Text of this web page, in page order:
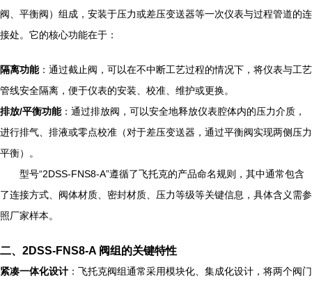
阀、平衡阀）组成，安装于压力或差压变送器等一次仪表与过程管道的连
接处。它的核心功能在于：
隔离功能：通过截止阀，可以在不中断工艺过程的情况下，将仪表与工艺
管线安全隔离，便于仪表的安装、校准、维护或更换。
排放/平衡功能：通过排放阀，可以安全地释放仪表腔体内的压力介质，
进行排气、排液或零点校准（对于差压变送器，通过平衡阀实现两侧压力
平衡）。
型号“2DSS-FNS8-A”遵循了飞托克的产品命名规则，其中通常包含
了连接方式、阀体材质、密封材质、压力等级等关键信息，具体含义需参
照厂家样本。
二、2DSS-FNS8-A 阀组的关键特性
紧凑一体化设计 ：飞托克阀组通常采用模块化、集成化设计，将两个阀门